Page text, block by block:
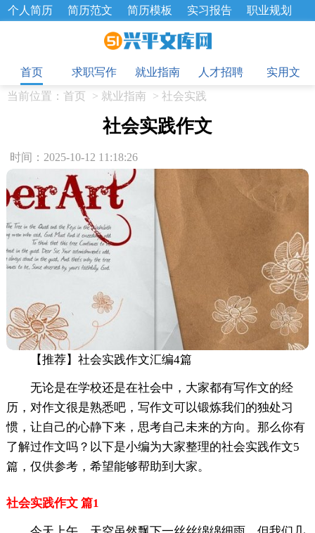
个人简历 简历范文 简历模板 实习报告
职业规划
招聘选拔 绩效考核 企业文化
工作总结
辞职报告
首页
求职写作 就业指南 人才招聘
实用文
当前位置： 首页 > 就业指南 > 社会实践
社会实践作文
时间：2025-10-12 11:18:26
【推荐】社会实践作文汇编4篇
无论是在学校还是在社会中，大家都有写作文的经
历，对作文很是熟悉吧，写作文可以锻炼我们的独处习
惯，让自己的心静下来，思考自己未来的方向。那么你有
了解过作文吗？以下是小编为大家整理的社会实践作文5
篇，仅供参考，希望能够帮助到大家。
社会实践作文 篇1